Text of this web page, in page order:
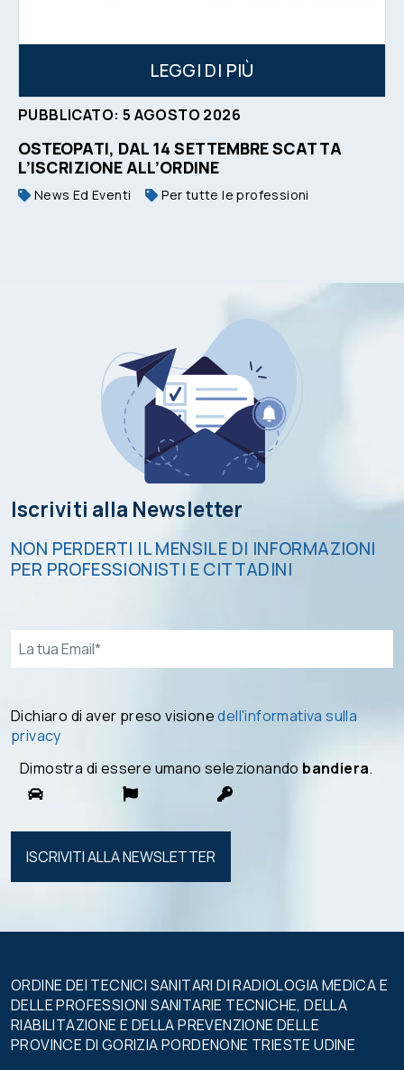
LEGGI DI PIÙ
PUBBLICATO: 5 AGOSTO 2026
OSTEOPATI, DAL 14 SETTEMBRE SCATTA
L’ISCRIZIONE ALL’ORDINE
News Ed Eventi Per tutte le professioni
Iscriviti alla Newsletter
NON PERDERTI IL MENSILE DI INFORMAZIONI
PER PROFESSIONISTI E CITTADINI
Email*
Dichiaro di aver preso visionedell'informativa sulla
privacy
Dimostra di essere umano selezionando bandiera.
Si prega di
lasciare
ORDINE DEI TECNICI SANITARI DI RADIOLOGIA MEDICA E
DELLE PROFESSIONI SANITARIE TECNICHE, DELLA
RIABILITAZIONE E DELLA PREVENZIONE DELLE
PROVINCE DI GORIZIA PORDENONE TRIESTE UDINE